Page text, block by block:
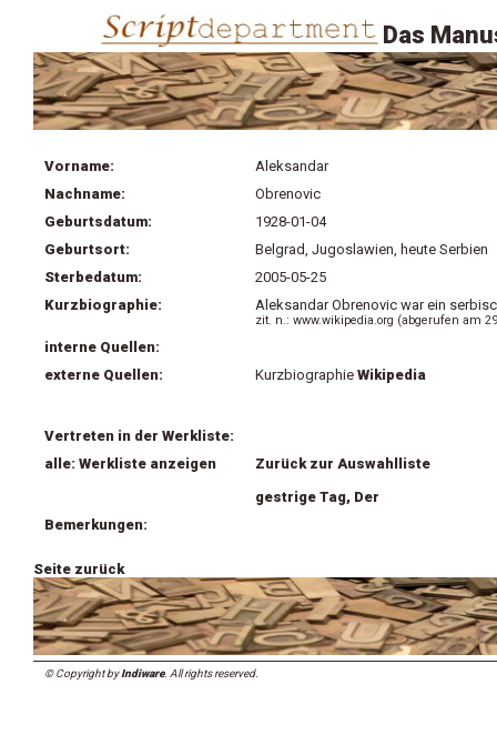
Das
Vorname:
Aleksandar
Nachname:
Obrenovic
Geburtsdatum:
1928-01-04
Geburtsort:
Belgrad, Jugoslawien, heute Serbien
Sterbedatum:
2005-05-25
Kurzbiographie:
Aleksandar Obrenovic war ein
zit. n.: www.wikipedia.org (abgerufen am
interne Quellen:
externe Quellen:
Kurzbiographie Wikipedia
Vertreten in der Werkliste:
alle: Werkliste anzeigen
Zurück zur Auswahlliste
gestrige Tag, Der
Bemerkungen:
Seite zurück
© Copyright byIndiware. All rights reserved.